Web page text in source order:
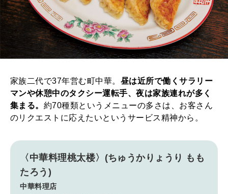
家族二代で37年営む町中華。 昼は近所で働くサラリー
マンや休憩中のタクシー運転手、夜は家族連れが多く
集まる。 約70種類というメニューの多さは、お客さん
のリクエストに応えたいというサービス精神から。
〈中華料理桃太楼〉(ちゅうかりょうり もも
たろう)
中華料理店